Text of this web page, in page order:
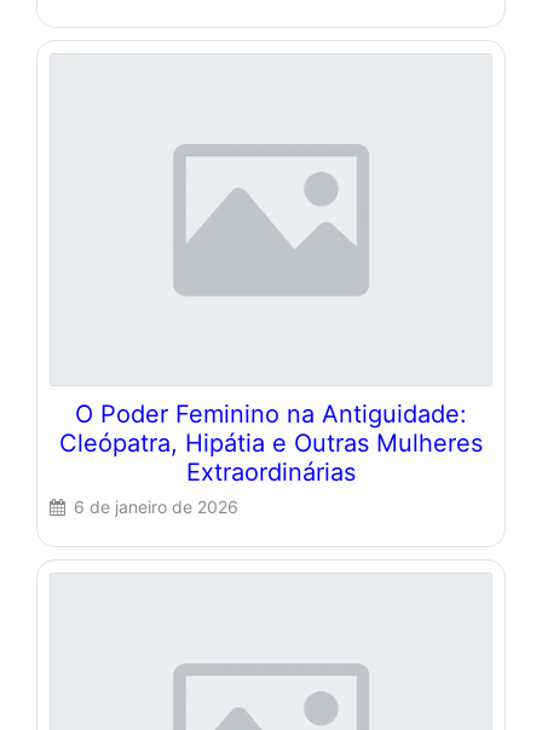
O Poder Feminino na Antiguidade:
Cleópatra, Hipátia e Outras Mulheres
Extraordinárias
6 de janeiro de 2026